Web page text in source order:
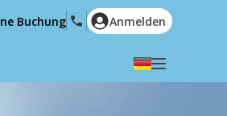
Buchung Anmelden